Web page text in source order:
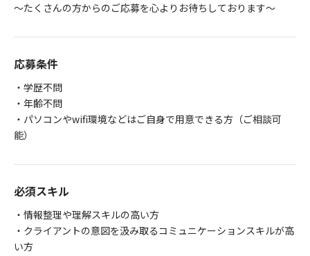
〜たくさんの方からのご応募を心よりお待ちしております〜
応募条件
・学歴不問
・年齢不問
・パソコンやwifi環境などはご自身で用意できる方（ご相談可
能）
必須スキル
・情報整理や理解スキルの高い方
・クライアントの意図を汲み取るコミュニケーションスキルが高
い方